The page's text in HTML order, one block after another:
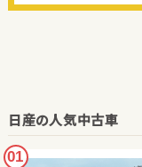
日産の人気中古車
01